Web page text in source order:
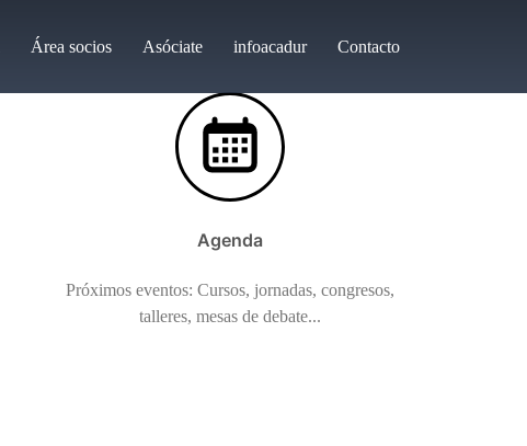
Área socios Asóciate infoacadur Contacto
Agenda
Próximos eventos: Cursos, jornadas, congresos,
talleres, mesas de debate...